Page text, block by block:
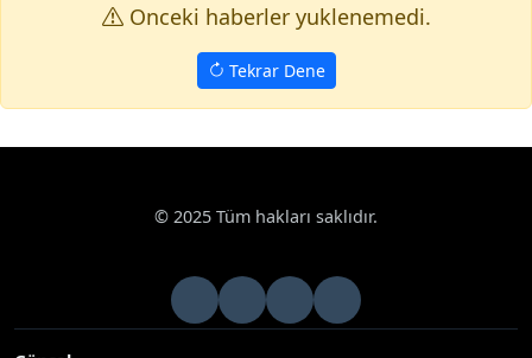
Onceki haberler yuklenemedi.
Tekrar Dene
© 2025 Tüm hakları saklıdır.